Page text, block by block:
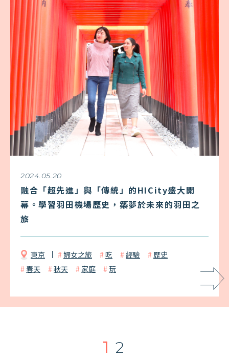
2024.05.20
融合「超先進」與「傳統」的HICity盛大開
幕。學習羽田機場歷史，築夢於未來的羽田之
旅
東京 婦女之旅 吃 經驗
歷史
春天
秋天 家庭 玩
1 2